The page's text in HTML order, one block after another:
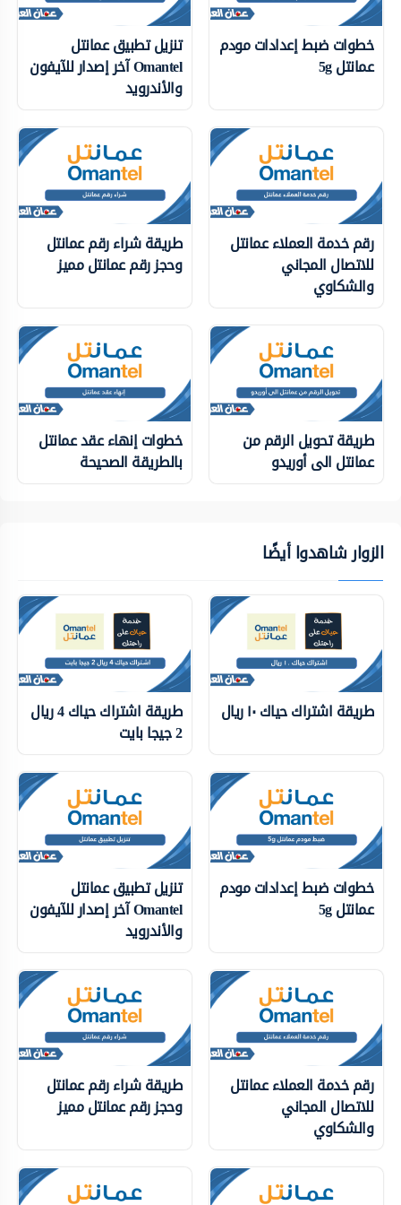
خطوات ضبط إعدادات مودم
عمانتل 5g
تنزيل تطبيق عمانتل
Omantel آخر إصدار للآيفون
والأندرويد
رقم خدمة العملاء عمانتل
للاتصال المجاني
والشكاوي
طريقة شراء رقم عمانتل
وحجز رقم عمانتل مميز
طريقة تحويل الرقم من
عمانتل الى أوريدو
خطوات إنهاء عقد عمانتل
بالطريقة الصحيحة
الزوار شاهدوا أيضًا
طريقة اشتراك حياك ١٠ ريال طريقة اشتراك حياك 4 ريال
2 جيجا بايت
خطوات ضبط إعدادات مودم
عمانتل 5g
تنزيل تطبيق عمانتل
Omantel آخر إصدار للآيفون
والأندرويد
رقم خدمة العملاء عمانتل
للاتصال المجاني
والشكاوي
طريقة شراء رقم عمانتل
وحجز رقم عمانتل مميز